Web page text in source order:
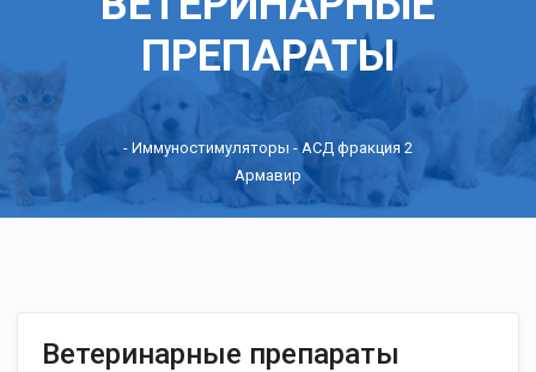
ПРЕПАРАТЫ
- Иммуностимуляторы - АСД фракция 2
Армавир
Ветеринарные препараты